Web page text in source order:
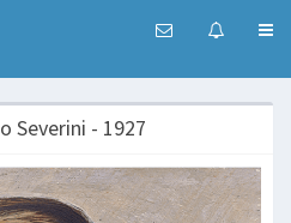
Severini - 1927